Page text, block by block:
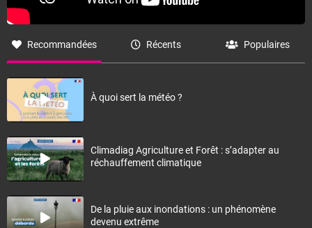
Recommandées Récents Populaires
À quoi sert la météo ?
Climadiag Agriculture et Forêt : s’adapter au
réchauffement climatique
De la pluie aux inondations : un phénomène
devenu extrême